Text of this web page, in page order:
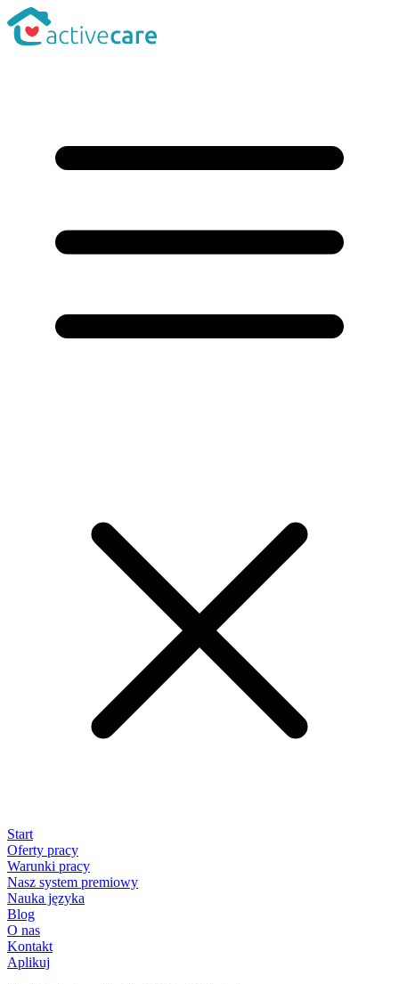
Start
Oferty pracy
Warunki pracy
Nasz system premiowy
Nauka języka
Blog
O nas
Kontakt
Aplikuj